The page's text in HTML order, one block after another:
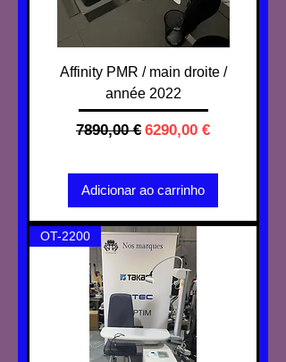
Affinity PMR / main droite /
année 2022
Preço normal
7890,00 € Preço promocional
6290,00 €
Adicionar ao carrinho
OT-2200